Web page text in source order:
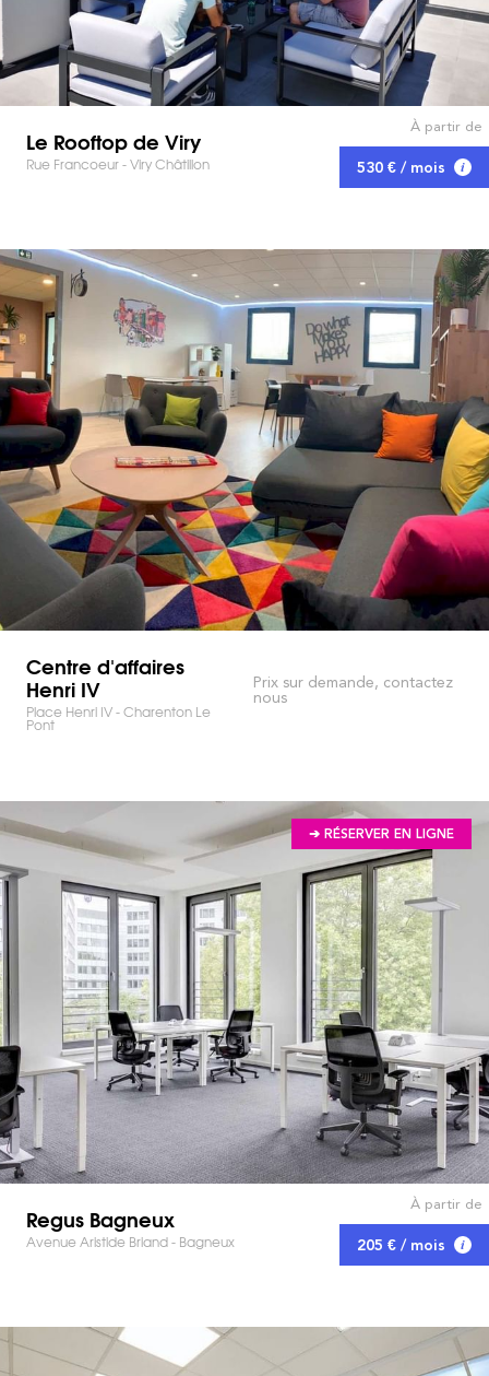
Le Rooftop de Viry
Rue Francoeur - Viry Châtillon
À partir de
530 € / mois
Centre d'affaires
Henri IV
Place Henri IV - Charenton Le
Pont
Prix sur demande, contactez
nous
➔ RÉSERVER EN LIGNE
Regus Bagneux
Avenue Aristide Briand - Bagneux
À partir de
205 € / mois